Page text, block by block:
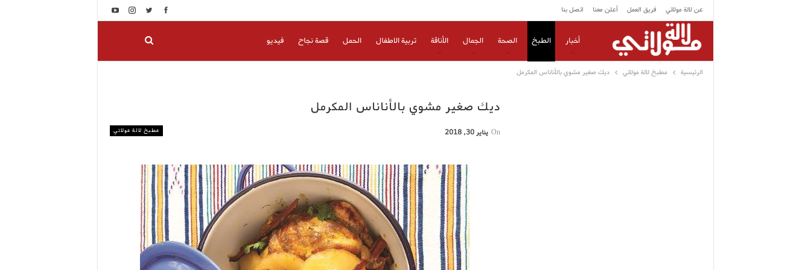
عن لالة مولاتي فريق العمل أعلن معنا اتصل بنا
أخبار الطبخ الصحة الجمال الأناقة تربية الاطفال الحمل قصة نجاح فيديو
الرئيسية مطبخ لالة مولاتي ديك صغير مشوي بالأناناس المكرمل
ديك صغير مشوي بالأناناس المكرمل
مطبخ لالة مولاتي On يناير 30, 2018